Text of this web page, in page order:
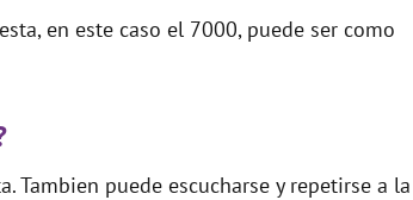
en este caso el 7000, puede ser como
Tambien puede escucharse y repetirse a la